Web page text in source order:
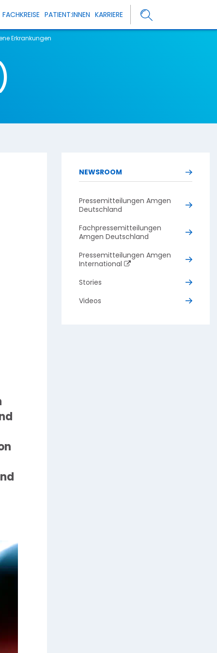
FACHKREISE PATIENT:INNEN KARRIERE
Erkrankungen
NEWSROOM
Pressemitteilungen Amgen
Deutschland
Fachpressemitteilungen
Amgen Deutschland
Pressemitteilungen Amgen
International
Stories
Videos